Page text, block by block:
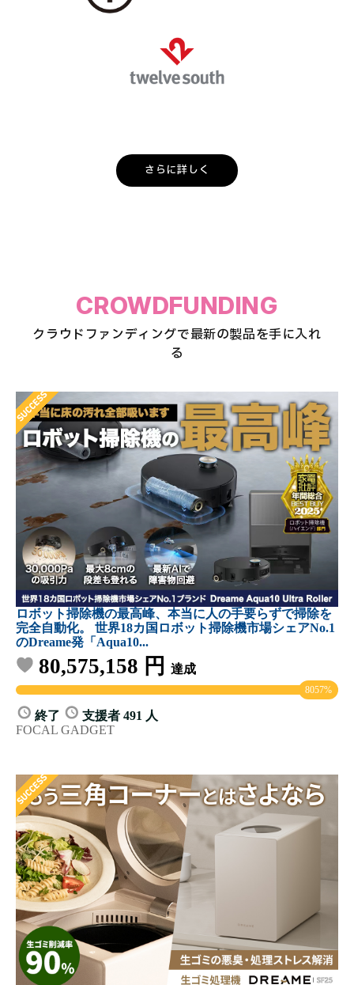
さらに詳しく
CROWDFUNDING
クラウドファンディングで最新の製品を手に入れ
る